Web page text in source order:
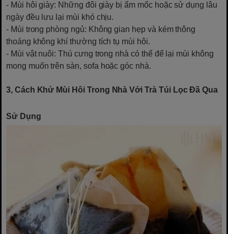
- Mùi hôi giày: Những đôi giày bị ẩm mốc hoặc sử dụng lâu
ngày đều lưu lại mùi khó chịu.
- Mùi trong phòng ngủ: Không gian hẹp và kém thông
thoáng không khí thường tích tụ mùi hôi.
- Mùi vật nuôi: Thú cưng trong nhà có thể để lại mùi không
mong muốn trên sàn, sofa hoặc góc nhà.
3, Cách Khử Mùi Hôi Trong Nhà Với Trà Túi Lọc Đã Qua
Sử Dụng